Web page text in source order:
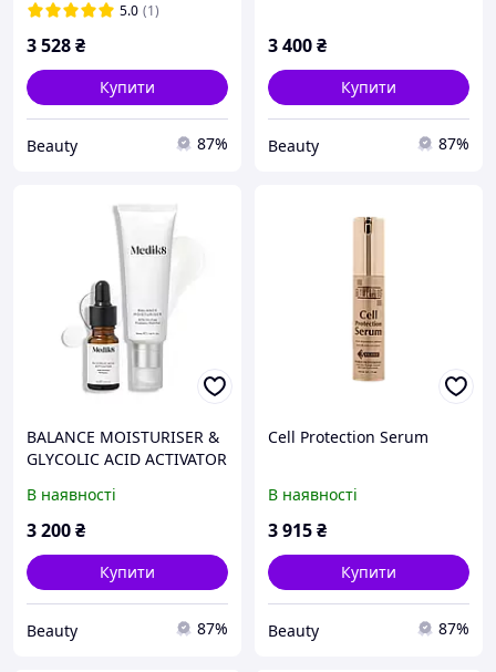
5.0 (1)
3 528₴
Купити
Beauty 87%
3 400₴
Купити
Beauty 87%
BALANCE MOISTURISER &
GLYCOLIC ACID ACTIVATOR
В наявності
3 200₴
Купити
Beauty 87%
Cell Protection Serum
В наявності
3 915₴
Купити
Beauty 87%